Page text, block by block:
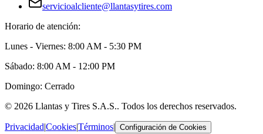
servicioalcliente@llantasytires.com
Horario de atención:
Lunes - Viernes: 8:00 AM - 5:30 PM
Sábado: 8:00 AM - 12:00 PM
Domingo: Cerrado
© 2026 Llantas y Tires S.A.S.. Todos los derechos reservados.
Privacidad|Cookies|Términos| Configuración de Cookies